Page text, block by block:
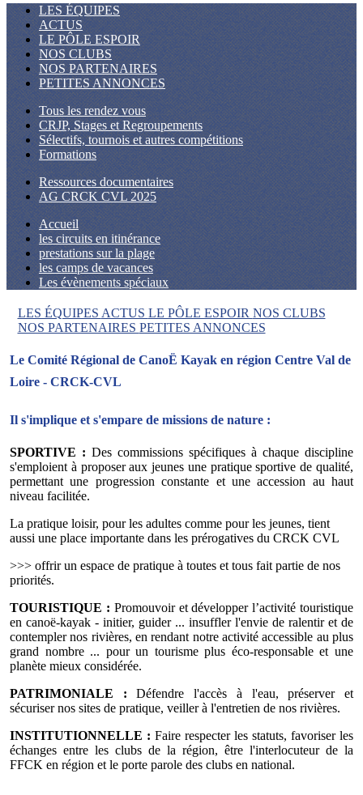
LES ÉQUIPES
ACTUS
LE PÔLE ESPOIR
NOS CLUBS
NOS PARTENAIRES
PETITES ANNONCES
Tous les rendez vous
CRJP, Stages et Regroupements
Sélectifs, tournois et autres compétitions
Formations
Ressources documentaires
AG CRCK CVL 2025
Accueil
les circuits en itinérance
prestations sur la plage
les camps de vacances
Les évènements spéciaux
LES ÉQUIPES ACTUS LE PÔLE ESPOIR NOS CLUBS
NOS PARTENAIRES PETITES ANNONCES
Le Comité Régional de CanoË Kayak en région Centre Val de
Loire - CRCK-CVL
Il s'implique et s'empare de missions de nature :
SPORTIVE : Des commissions spécifiques à chaque discipline
s'emploient à proposer aux jeunes une pratique sportive de qualité,
permettant une progression constante et une accession au haut
niveau facilitée.
La pratique loisir, pour les adultes comme pour les jeunes, tient
aussi une place importante dans les prérogatives du CRCK CVL
>>> offrir un espace de pratique à toutes et tous fait partie de nos
priorités.
TOURISTIQUE : Promouvoir et développer l’activité touristique
en canoë-kayak - initier, guider ... insuffler l'envie de ralentir et de
contempler nos rivières, en rendant notre activité accessible au plus
grand nombre ... pour un tourisme plus éco-responsable et une
planète mieux considérée.
PATRIMONIALE : Défendre l'accès à l'eau, préserver et
sécuriser nos sites de pratique, veiller à l'entretien de nos rivières.
INSTITUTIONNELLE : Faire respecter les statuts, favoriser les
échanges entre les clubs de la région, être l'interlocuteur de la
FFCK en région et le porte parole des clubs en national.